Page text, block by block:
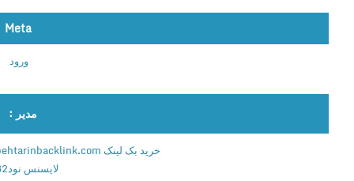
ب
ن
ا
ی
ل
Meta
مدیر :
خرید بک لینک behtarinbacklink.com
لایسنس نود32